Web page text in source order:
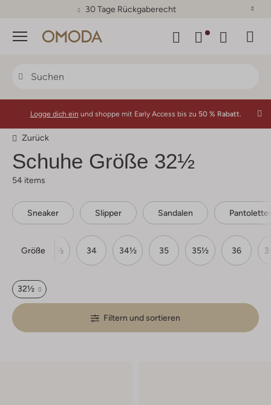
30 Tage Rückgaberecht
Menü
Logge dich ein und shoppe mit Early Access bis zu 50 % Rabatt.
Zurück
Schuhe Größe 32½
54 items
Sneaker Slipper Sandalen
Größe
33 33½ 34 34½ 35 35½ 36
32½
Filtern und sortieren